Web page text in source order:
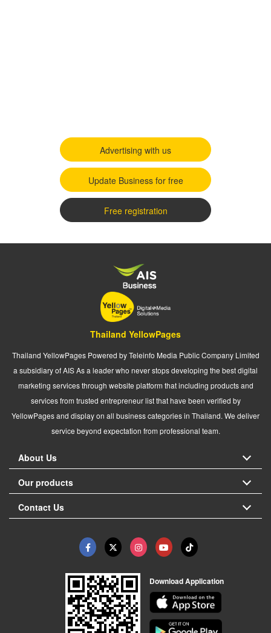
Advertising with us
Update Business for free
Free registration
Thailand YellowPages
Thailand YellowPages Powered by Teleinfo Media Public Company Limited
a subsidiary of AIS As a leader who never stops developing the best digital
marketing services through website platform that including products and
services from trusted entrepreneur list that have been verified by
YellowPages and display on all business categories in Thailand. We deliver
service beyond expectation from professional team.
About Us
Our products
Contact Us
Download Application